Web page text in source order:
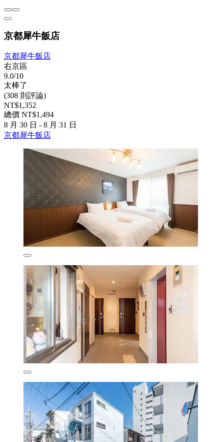
京都犀牛飯店
京都犀牛飯店
右京區
9.0/10
太棒了
(308 則評論)
NT$1,352
總價 NT$1,494
8 月 30 日 - 8 月 31 日
京都犀牛飯店